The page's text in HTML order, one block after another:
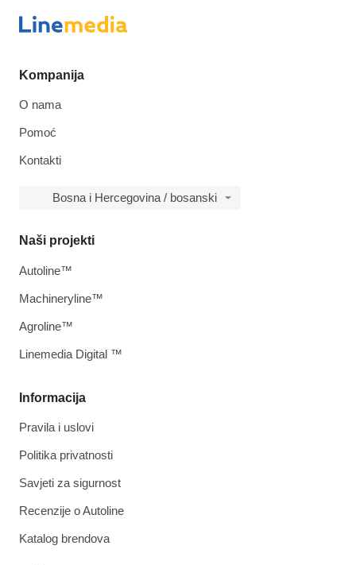
Kompanija
O nama
Pomoć
Kontakti
Bosna i Hercegovina / bosanski
Informacija
Pravila i uslovi
Politika privatnosti
Savjeti za sigurnost
Recenzije o Autoline
Katalog brendova
Naši projekti
Autoline™
Machineryline™
Agroline™
Linemedia Digital ™